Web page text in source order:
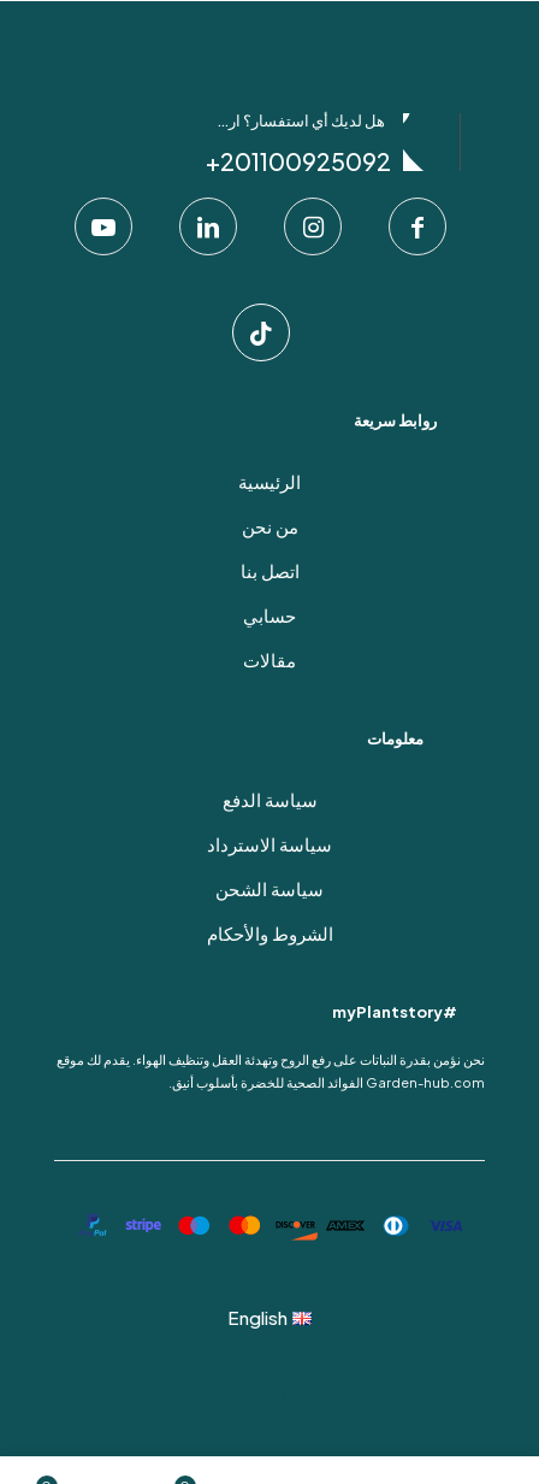
هل لديك أي استفسار؟ ارسل لنا عبر واتساب!
201100925092+
روابط سريعة
الرئيسية
من نحن
اتصل بنا
حسابي
مقالات
معلومات
سياسة الدفع
سياسة الاسترداد
سياسة الشحن
الشروط والأحكام
#myPlantstory
نحن نؤمن بقدرة النباتات على رفع الروح وتهدئة العقل وتنظيف الهواء. يقدم لك موقع
Garden-hub.com الفوائد الصحية للخضرة بأسلوب أنيق.
English